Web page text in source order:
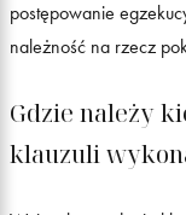
postępowanie
należność na rzecz
Gdzie należy
klauzuli